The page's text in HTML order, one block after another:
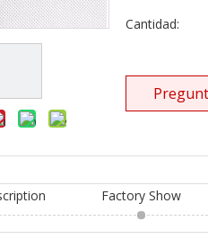
Cantidad:
Factory Show